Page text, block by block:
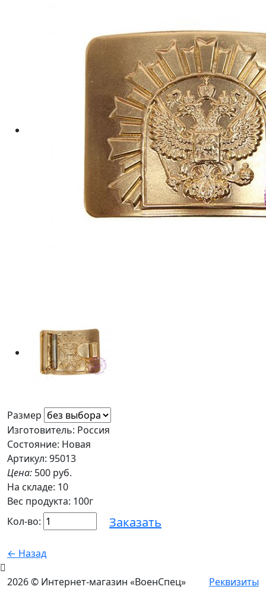
Размер
Изготовитель: Россия
Состояние: Новая
Артикул: 95013
Цена: 500 руб.
На складе: 10
Вес продукта: 100г
Кол-во:
Заказать
← Назад
2026 © Интернет-магазин «ВоенСпец» Реквизиты